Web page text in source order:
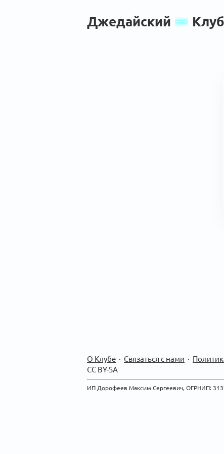
Джедайский Клуб
О Клубе · Связаться с нами ·
CC BY-SA
ИП Дорофеев Максим Сергеевич, ОГРНИП: